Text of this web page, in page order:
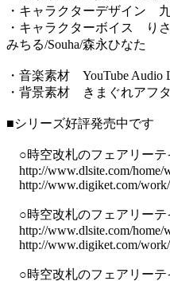
・キャラクターデザイン
・キャラクターボイス り
みちる/Souha/森永ひなた
・音楽素材 YouTube Audio
・背景素材 きまぐれアフ
■シリーズ好評発売中です
○時空改札のフェアリーテ
http://www.dlsite.com/home/
http://www.digiket.com/
○時空改札のフェアリーテ
http://www.dlsite.com/home/
http://www.digiket.com/
○時空改札のフェアリーテ